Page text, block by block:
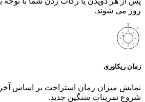
روز می شوند.
زمان ریکاوری
نمایش میزان زمان استراحت بر اساس
شروع تمرینات سنگین جدید.